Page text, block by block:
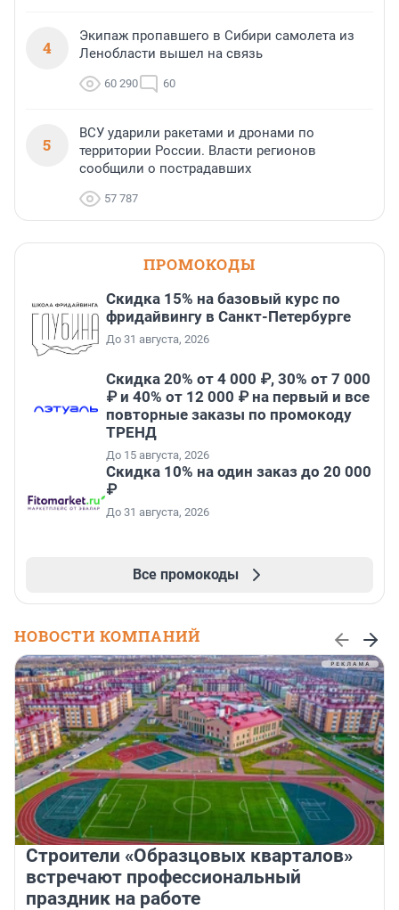
4
Экипаж пропавшего в Сибири самолета из
Ленобласти вышел на связь
60 290 60
5
ВСУ ударили ракетами и дронами по
территории России. Власти регионов
сообщили о пострадавших
57 787
ПРОМОКОДЫ
Скидка 15% на базовый курс по
фридайвингу в Санкт-Петербурге
До 31 августа, 2026
Скидка 20% от 4 000 ₽, 30% от 7 000
₽ и 40% от 12 000 ₽ на первый и все
повторные заказы по промокоду
ТРЕНД
До 15 августа, 2026
Скидка 10% на один заказ до 20 000
₽
До 31 августа, 2026
Все промокоды
НОВОСТИ КОМПАНИЙ
Строители «Образцовых кварталов»
встречают профессиональный
праздник на работе